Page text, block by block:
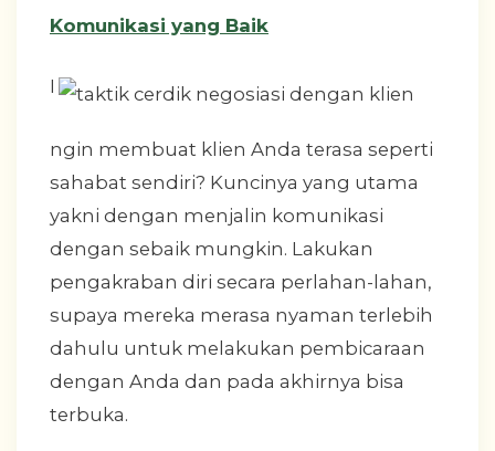
Komunikasi yang Baik
I
ngin membuat klien Anda terasa seperti
sahabat sendiri? Kuncinya yang utama
yakni dengan menjalin komunikasi
dengan sebaik mungkin. Lakukan
pengakraban diri secara perlahan-lahan,
supaya mereka merasa nyaman terlebih
dahulu untuk melakukan pembicaraan
dengan Anda dan pada akhirnya bisa
terbuka.